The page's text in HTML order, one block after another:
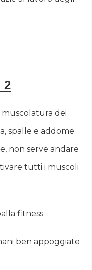
2
muscolatura dei
spalle e addome.
non serve andare
tutti i muscoli
fitness.
ben appoggiate